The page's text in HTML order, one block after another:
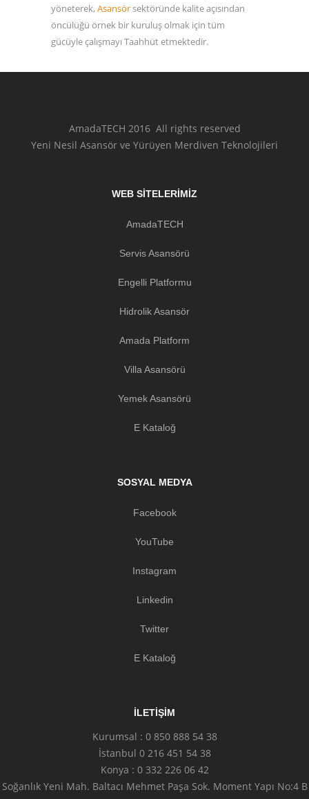
yöneterek, Asansörsektöründe kalite açısından
öncülüğü örnek bir kuruluş olmak için tüm
gücüyle çalışmayı Taahhüt etmektedir.
AmadaTECH 2016 All rights reserved
Yeni Nesil Asansör ve Yürüyen Merdiven Teknolojileri
WEB SITELERIMIZ
AmadaTECH
Servis Asansörü
Engelli Platformu
Hidrolik Asansör
Amada Platform
Villa Asansörü
Yemek Asansörü
E Kataloğ
SOSYAL MEDYA
Facebook
YouTube
Instagram
Linkedin
Twitter
E Kataloğ
İLETIŞIM
Kurumsal : 0 850 888 54 38
İstanbul 0 216 451 54 38
Konya : 0 332 226 06 42
Soğanlık Yeni Mah. Baltacı Mehmet Paşa Sok. Moment Yapı No:4 B